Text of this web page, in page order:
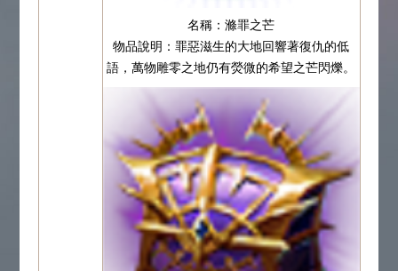
名稱：滌罪之芒
物品說明：罪惡滋生的大地回響著復仇的低
語，萬物雕零之地仍有熒微的希望之芒閃爍。